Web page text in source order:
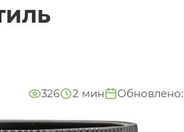
326 2 мин Обновлено: